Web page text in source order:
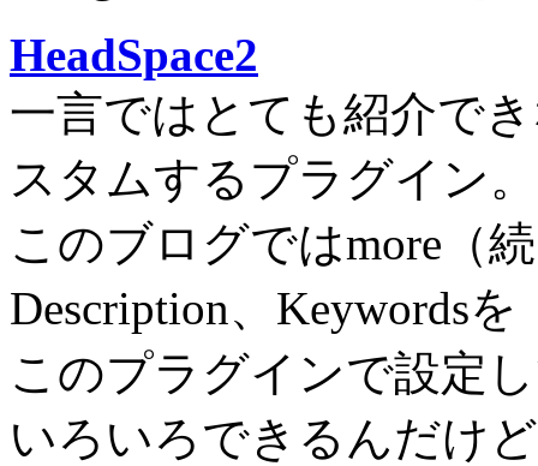
HeadSpace2
一言ではとても紹介で
スタムするプラグイン。
このブログではmore（
Description、Keywordsを
このプラグインで設定
いろいろできるんだけ